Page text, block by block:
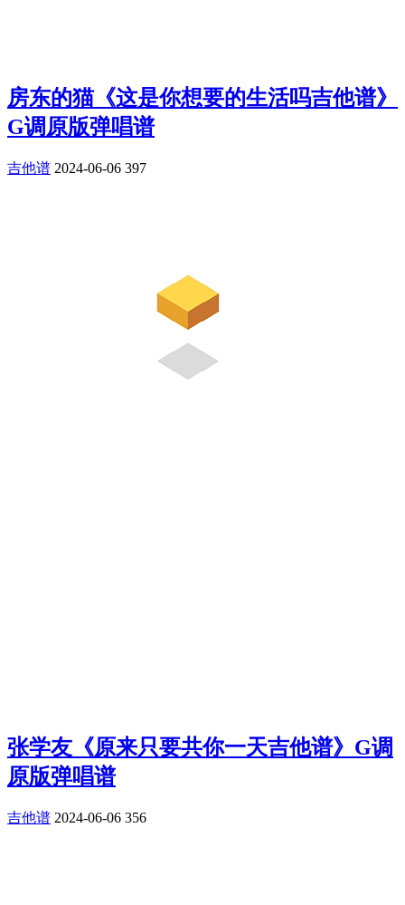
房东的猫《这是你想要的生活吗吉他谱》
G调原版弹唱谱
吉他谱 2024-06-06 397
张学友《原来只要共你一天吉他谱》G调
原版弹唱谱
吉他谱 2024-06-06 356